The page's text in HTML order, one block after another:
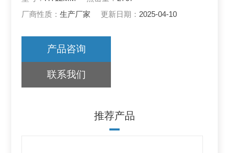
厂商性质：生产厂家 更新日期： 2025-04-10
产品咨询
联系我们
推荐产品